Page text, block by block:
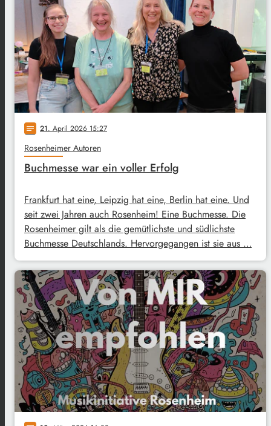
notes 21. April 2026 15:27
Rosenheimer Autoren
Buchmesse war ein voller Erfolg
Frankfurt hat eine, Leipzig hat eine, Berlin hat eine. Und
seit zwei Jahren auch Rosenheim! Eine Buchmesse. Die
Rosenheimer gilt als die gemütlichste und südlichste
Buchmesse Deutschlands. Hervorgegangen ist sie aus …